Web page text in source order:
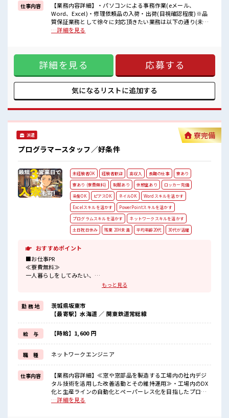
■職場の雰囲気
休憩室で自分タイム！
のんびりスマホチェック♪
残業多め！
稼ぎたい方は必見！
仕事内容
【業務内容詳細】・パソコンによる事務作業(eメール、
Word、Excel)・修理依頼品の入荷・出荷(目視確認程度)※品
質保証業務として徐々に対応頂きたい業務は以下の通り(未経
験可)・修理依頼品の一次調査、切り分け(初めは、本体orバ
の作成【取扱製品情報】配電盤やUSP(無停電電源装置)など
■お仕事PR ≪残業多めでがっつり稼ぐ≫ 高収入を希望される
方にオススメ。 残業は月20時間以上あります♪ ≪機能的な制
服アリ≫ 制服があるので、 毎日の服装の悩み解消♪ ≪未経験
OKの仕事≫ 新しいことにチャレンジするのは不安だけど、
しっかり働く環境が整っています！ イチからスキルUP・ステ
人で悩まず気軽に相談できる、 派遣のお仕事です！ ■職場の
雰囲気 休憩室で自分タイム！ のんびりスマホチェック♪ 持ち
物が多いあなたにもぴったり☆ ロッカー付き職場♪ 残業多
…詳細を見る
詳細を見る 応募する
気になるリストに追加する
派遣
プログラマースタッフ／好条件
寮完備
未経験者OK 経験者歓迎 高収入 長期の仕事
寮あり
寮あり (寮費無料)
制服あり 休憩室あり
ロッカー完備
染髪OK
ピアスOK ネイルOK
Wordスキルを活かす
Excelスキルを活かす
PowerPointスキルを活かす
プログラムスキルを活かす
ネットワークスキルを活かす
土日祝日休み
残業 20H未満 平均年齢20代 30代が活躍
おすすめポイント
■お仕事PR
≪寮費無料≫
一人暮らしをしてみたい、
地元から出て新しい場所で働いてみたい、
り」のお仕事です！
赴任地までの交通費も当社が負担(規定有)！
遠方の方もご安心して応募ください！
≪1日1時間程の残業で収入アップ≫
残業は月20時間未満で、
ほどよく稼げます♪
≪土日祝休のお仕事≫
家族や友人と一緒にプライベート満喫！
≪髪色自由で自分らしく働く≫
明るすぎたり奇抜でなければ基本的に自由！
(規定有)
■職場の雰囲気
もっと見る
勤 務 地
茨城県坂東市
【最寄駅】水海道 ／ 関東鉄道常総線
給 与 【時給】1,600 円
職 種 ネットワークエンジニア
仕事内容
【業務内容詳細】≪窓や窓部品を製造する工場内の社内デジ
タル技術を活用した改善活動とその維持運用≫・工場内のDX
化と生産ラインの自動化とペーパーレス化を目指したプログ
ラミング。・やる気がある方なら初心者でもOK！しっかり教
…詳細を見る